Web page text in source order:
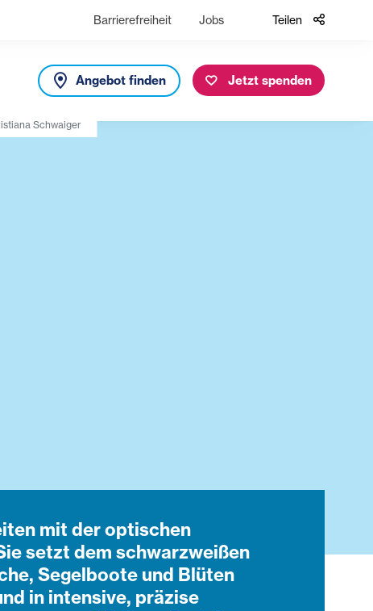
Barrierefreiheit Jobs Teilen
Angebot finden Jetzt spenden
Schwaiger
mit der optischen
setzt dem schwarzweißen
Segelboote und Blüten
in intensive, präzise